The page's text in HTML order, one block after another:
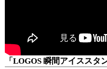
「LOGOS 瞬間アイスス